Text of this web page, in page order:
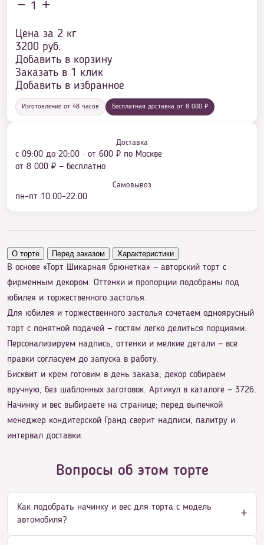
1
Цена за 2 кг
3200 руб.
Добавить в корзину
Заказать в 1 клик
Добавить в избранное
Изготовление от 48 часов Бесплатная доставка от 8 000 ₽
Доставка
с 09:00 до 20:00 · от 600 ₽ по Москве
от 8 000 ₽ — бесплатно
Самовывоз
пн–пт 10:00–22:00
О торте Перед заказом Характеристики
В основе «Торт Шикарная брюнетка» — авторский торт с
фирменным декором. Оттенки и пропорции подобраны под
юбилея и торжественного застолья.
Для юбилея и торжественного застолья сочетаем одноярусный
торт с понятной подачей — гостям легко делиться порциями.
Персонализируем надпись, оттенки и мелкие детали — все
правки согласуем до запуска в работу.
Бисквит и крем готовим в день заказа; декор собираем
вручную, без шаблонных заготовок. Артикул в каталоге — 3726.
Начинку и вес выбираете на странице; перед выпечкой
менеджер кондитерской Гранд сверит надписи, палитру и
интервал доставки.
Вопросы об этом торте
Как подобрать начинку и вес для торта с модель
автомобиля?